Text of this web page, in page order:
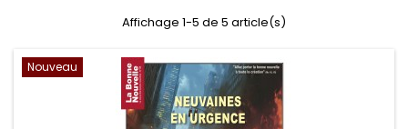
Affichage 1-5 de 5 article(s)
Nouveau